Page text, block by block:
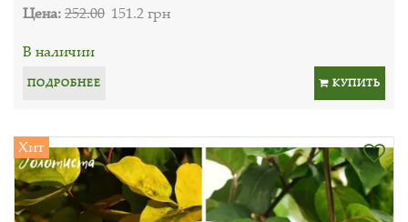
Цена:252.00 151.2 грн
В наличии
ПОДРОБНЕЕ КУПИТЬ
Хит